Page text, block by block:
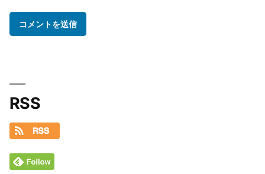
RSS